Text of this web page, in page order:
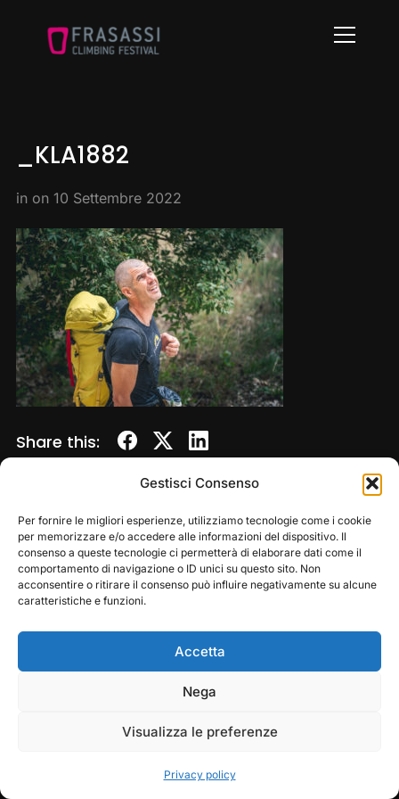
Gestisci Consenso
Per fornire le migliori esperienze, utilizziamo tecnologie come i cookie
per memorizzare e/o accedere alle informazioni del dispositivo. Il
consenso a queste tecnologie ci permetterà di elaborare dati come il
comportamento di navigazione o ID unici su questo sito. Non
acconsentire o ritirare il consenso può influire negativamente su alcune
caratteristiche e funzioni.
Accetta
Nega
Visualizza le preferenze
Privacy policy
Info
_KLA1882
in on 10 Settembre 2022
Share this:
Copyright © 2026 — Frasassi Climbing Festival. All
Rights Reserved